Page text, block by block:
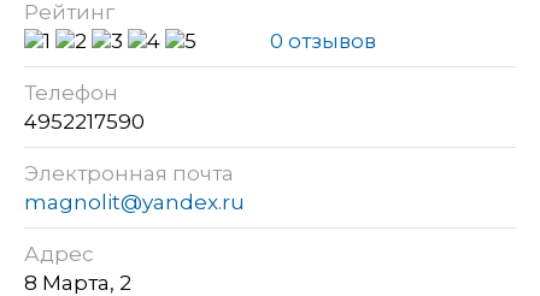
Рейтинг
0 отзывов
Телефон
4952217590
Электронная почта
magnolit@yandex.ru
Адрес
8 Марта, 2